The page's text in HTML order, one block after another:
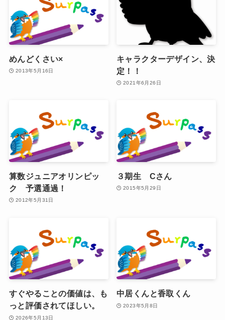
めんどくさい×
2013年5月16日
キャラクターデザイン、決
定！！
2021年6月26日
算数ジュニアオリンピッ
ク 予選通過！
2012年5月31日
３期生 Cさん
2015年5月29日
すぐやることの価値は、も
っと評価されてほしい。
2026年5月13日
中居くんと香取くん
2023年5月8日